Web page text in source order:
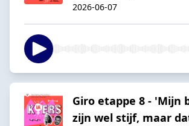
2026-06-07
Giro etappe 8 - 'Mijn
zijn wel stijf, maar